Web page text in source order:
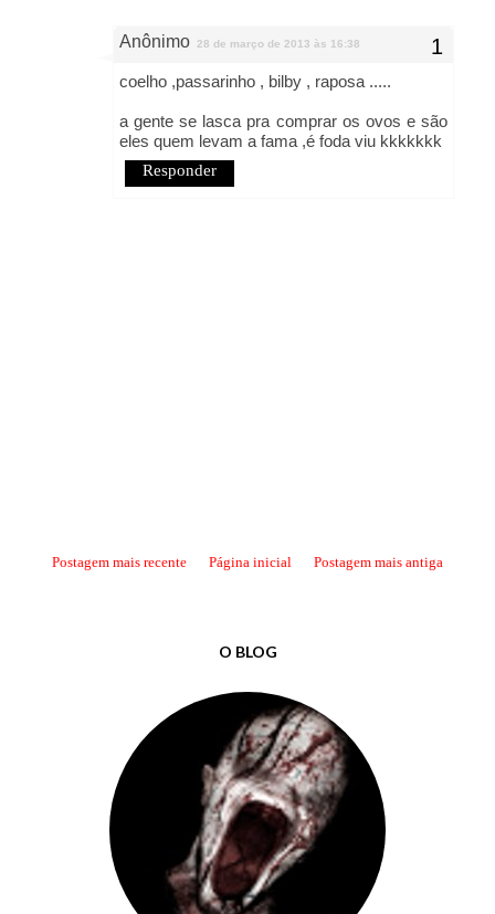
Anônimo 28 de março de 2013 às 16:38
coelho ,passarinho , bilby , raposa .....
a gente se lasca pra comprar os ovos e são
eles quem levam a fama ,é foda viu kkkkkkk
Responder
Postagem mais recente Postagem mais antiga
Página inicial
O BLOG